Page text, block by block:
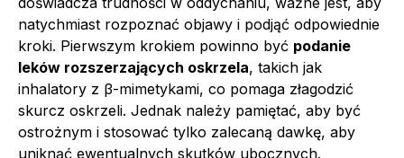
natychmiast rozpoznać objawy i podjąć odpowiednie
kroki. Pierwszym krokiem powinno być podanie
leków rozszerzających oskrzela, takich jak
inhalatory z β-mimetykami, co pomaga złagodzić
skurcz oskrzeli. Jednak należy pamiętać, aby być
ostrożnym i stosować tylko zalecaną dawkę, aby
uniknąć ewentualnych skutków ubocznych.